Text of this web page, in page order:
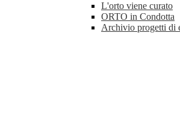
L'orto viene curato
ORTO in Condotta
Archivio progetti di